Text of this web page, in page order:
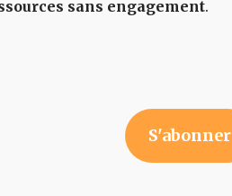
sans engagement.
S'abonner